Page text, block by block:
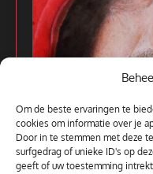
Om de beste ervaringen te
cookies om informatie over je
Door in te stemmen met deze
surfgedrag of unieke ID's op
geeft of uw toestemmingAlle